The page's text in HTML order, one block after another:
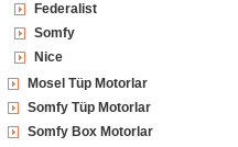
Federalist
Somfy
Nice
Mosel Tüp Motorlar
Somfy Tüp Motorlar
Somfy Box Motorlar